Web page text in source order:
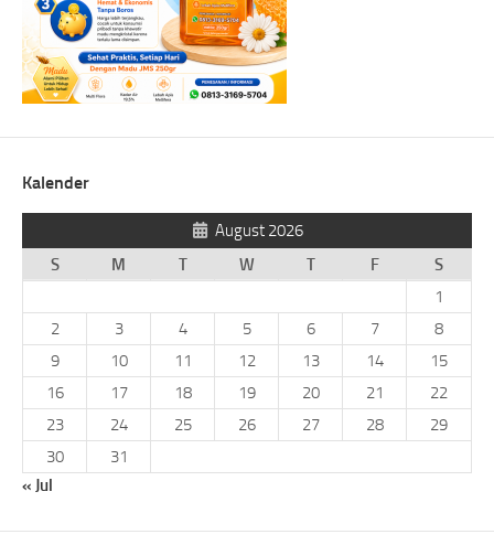
Kalender
August 2026
S
M T W T F
S
1
2
3 4 5 6 7
8
9
10 11 12 13 14
15
16
17 18 19 20 21
22
23
24 25 26 27 28
29
30
31
« Jul